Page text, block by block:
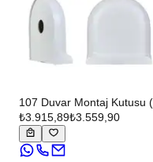
107 Duvar Montaj Kutusu
₺3.915,89₺3.559,90